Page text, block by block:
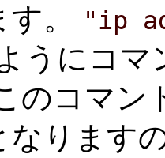
。
"ip
うにコマ
のコマン
なります